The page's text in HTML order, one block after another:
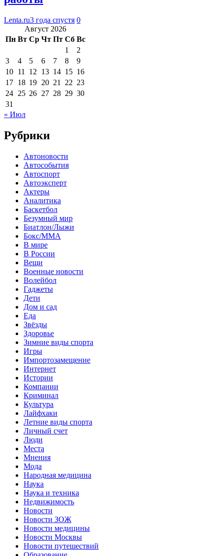
Lenta.ru3 года спустя 0
Август 2026
Пн Вт Ср Чт Пт Сб Вс
1
2
3
4 5 6 7 8
9
10 11 12 13 14 15 16
17 18 19 20 21 22 23
24 25 26 27 28 29 30
31
« Июл
Рубрики
Автоновости
Автособытия
Автоспорт
Автоэксперт
Актеры
Аналитика
Баскетбол
Безумный мир
Биатлон/Лыжи
Бокс/MMA
В мире
В России
Вещи
Военные новости
Волейбол
Гаджеты
Дети
Дом и сад
Еда
Звёзды
Здоровье
Зимние виды спорта
Игры
Импортозамещение
Интернет
Истории
Компании
Криминал
Культура
Лайфхаки
Летние виды спорта
Личный счет
Люди
Места
Мнения
Мода
Народная медицина
Наука
Наука и техника
Недвижимость
Новости
Новости ЗОЖ
Новости медицины
Новости Москвы
Новости путешествий